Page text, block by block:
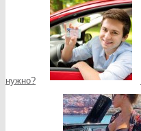
нужно?